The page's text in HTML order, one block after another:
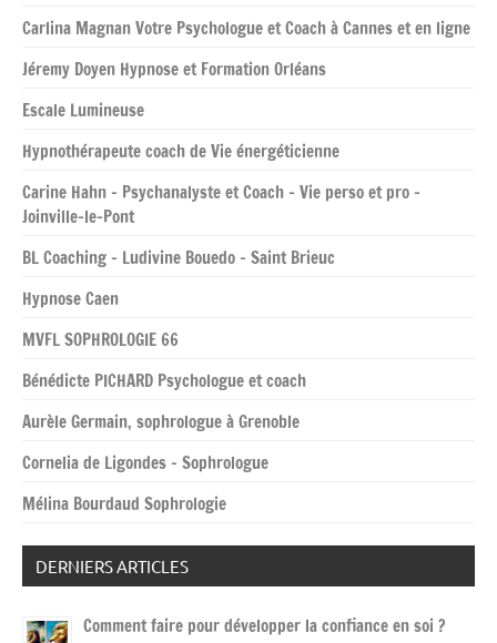
Carlina Magnan Votre Psychologue et Coach à Cannes et en ligne
Jéremy Doyen Hypnose et Formation Orléans
Escale Lumineuse
Hypnothérapeute coach de Vie énergéticienne
Carine Hahn – Psychanalyste et Coach – Vie perso et pro –
Joinville-le-Pont
BL Coaching – Ludivine Bouedo – Saint Brieuc
Hypnose Caen
MVFL SOPHROLOGIE 66
Bénédicte PICHARD Psychologue et coach
Aurèle Germain, sophrologue à Grenoble
Cornelia de Ligondes – Sophrologue
Mélina Bourdaud Sophrologie
DERNIERS ARTICLES
Comment faire pour développer la confiance en soi ?